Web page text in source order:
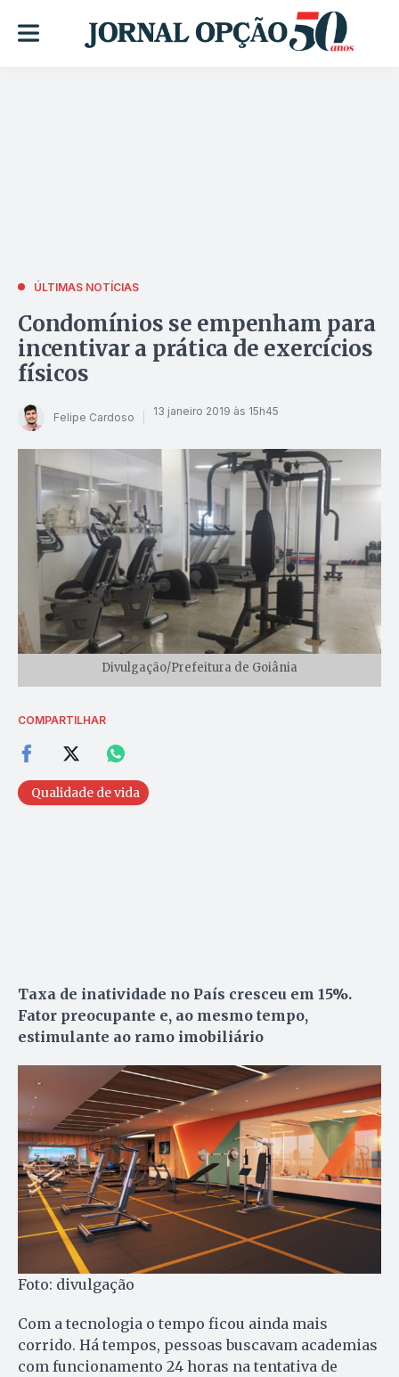
ÚLTIMAS NOTÍCIAS
Condomínios se empenham para
incentivar a prática de exercícios
físicos
Felipe Cardoso 13 janeiro 2019 às 15h45
Divulgação/Prefeitura de Goiânia
COMPARTILHAR
Qualidade de vida
Taxa de inatividade no País cresceu em 15%.
Fator preocupante e, ao mesmo tempo,
estimulante ao ramo imobiliário
Foto: divulgação
Com a tecnologia o tempo ficou ainda mais
corrido. Há tempos, pessoas buscavam academias
com funcionamento 24 horas na tentativa de